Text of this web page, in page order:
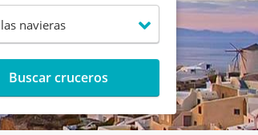
Buscar cruceros